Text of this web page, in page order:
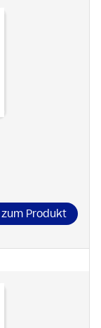
Produkt